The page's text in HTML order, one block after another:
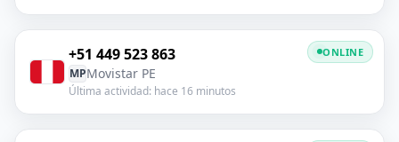
+51 449 523 863
MPMovistar PE
Última actividad: hace 16 minutos
ONLINE